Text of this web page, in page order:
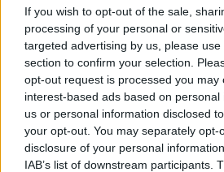
If you wish to opt-out of the sale,
processing of your personal or
targeted advertising by us, please
section to confirm your selection.
opt-out request is processed you may
interest-based ads based on
us or personal information disclosed
your opt-out. You may separately opt-
disclosure of your personal
IAB’s list of downstream participants.
02-03-